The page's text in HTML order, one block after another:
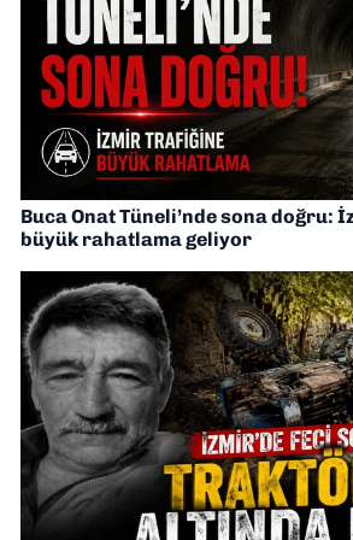
Buca Onat Tüneli’nde sona doğru:
büyük rahatlama geliyor